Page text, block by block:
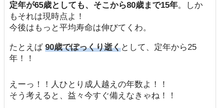
定年が65歳としても、そこから80歳まで15年。しか
もそれは現時点よ！
今後はもっと平均寿命は伸びてくわ。
たとえば 90歳でぽっくり逝くとして、定年から25
年！！
えーっ！！人ひとり成人越えの年数よ！！
そう考えると、益々今すぐ備えなきゃね！！